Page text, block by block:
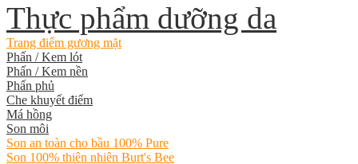
Thực phẩm dưỡng da
Trang điểm gương mặt
Phấn / Kem lót
Phấn / Kem nền
Phấn phủ
Che khuyết điểm
Má hồng
Son môi
Son an toàn cho bầu 100% Pure
Son 100% thiên nhiên Burt's Bee